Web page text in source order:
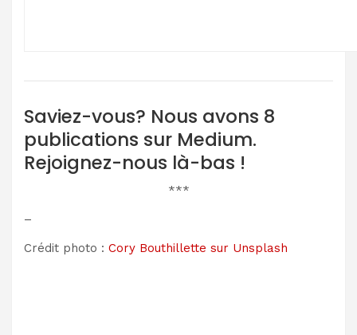
Saviez-vous? Nous avons 8
publications sur Medium.
Rejoignez-nous là-bas !
***
–
Crédit photo : Cory Bouthillette sur Unsplash